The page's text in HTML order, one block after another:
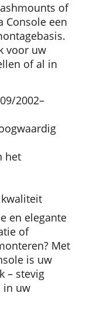
of
Console een
voor uw
of al in
2002–
het
en elegante
of
Met
is uw
– stevig
in uw